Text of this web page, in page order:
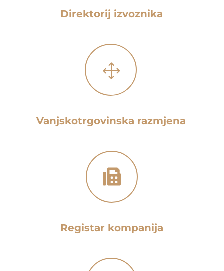
Direktorij izvoznika
1
Vanjskotrgovinska razmjena

Registar kompanija